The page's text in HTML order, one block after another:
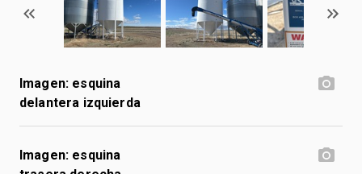
Imagen: esquina
delantera izquierda
Imagen: esquina